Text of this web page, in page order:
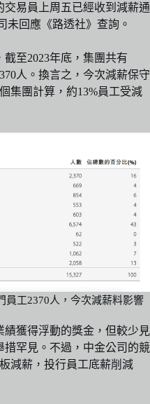
易員上周五已經收到減薪通
未回應《路透社》查詢。
截至2023年底，集團共有
人。換言之，今次減薪保守
集團計算，約13%員工受減
員工2370人，今次減薪料影響
獲得浮動的獎金，但較少見
罕見。不過，中金公司的競
減薪，投行員工底薪削減